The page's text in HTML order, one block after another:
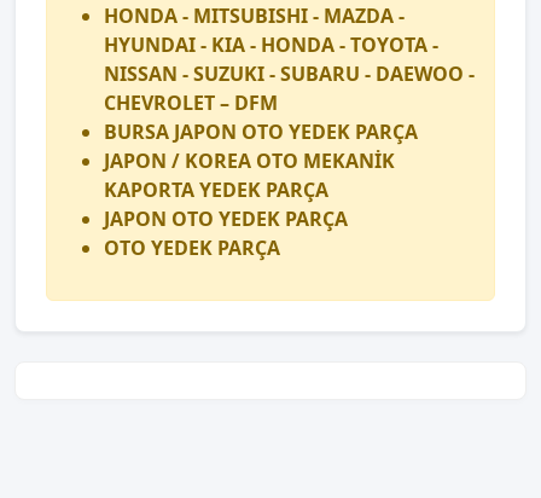
HONDA - MITSUBISHI - MAZDA -
HYUNDAI - KIA - HONDA - TOYOTA -
NISSAN - SUZUKI - SUBARU - DAEWOO -
CHEVROLET – DFM
BURSA JAPON OTO YEDEK PARÇA
JAPON / KOREA OTO MEKANİK
KAPORTA YEDEK PARÇA
JAPON OTO YEDEK PARÇA
OTO YEDEK PARÇA